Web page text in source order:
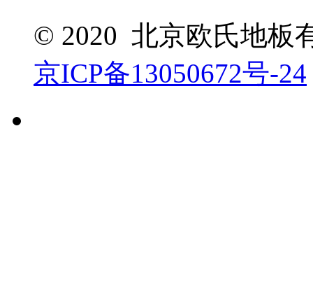
© 2020 北京欧氏地板
京ICP备13050672号-24